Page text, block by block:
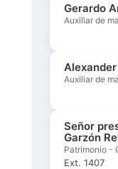
Gerardo
Auxiliar de
Auxiliar de
Señor
Garzón
Patrimonio -
Ext. 1407